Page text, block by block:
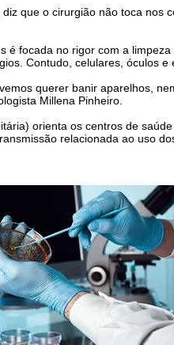
que o cirurgião não toca nos
focada no rigor com a
Contudo, celulares, óculos e
querer banir aparelhos,
Millena Pinheiro.
orienta os centros de
relacionada ao uso